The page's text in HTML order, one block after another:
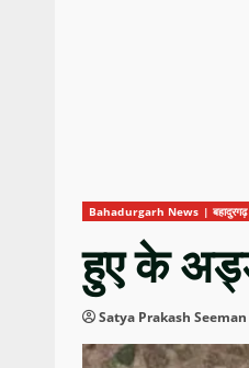
Bahadurgarh News | बहादुरगढ़
हुए के
Satya Prakash Seeman